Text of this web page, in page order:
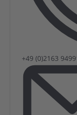
Telefon
+49 (0)2163